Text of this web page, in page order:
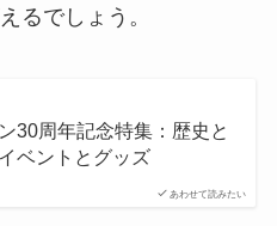
るでしょう。
あわせて読みたい
30周年記念特集：歴史と
ベントとグッズ